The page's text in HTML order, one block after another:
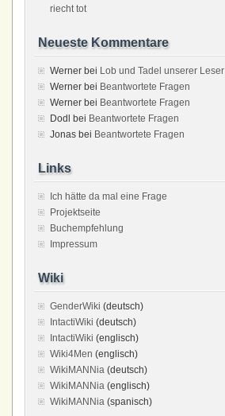
riecht tot
Neueste Kommentare
Werner bei Lob und Tadel unserer Leser
Werner bei Beantwortete Fragen
Werner bei Beantwortete Fragen
Dodl
bei Beantwortete Fragen
Jonas bei Beantwortete Fragen
Links
Ich hätte da mal eine Frage
Projektseite
Buchempfehlung
Impressum
Wiki
GenderWiki (deutsch)
IntactiWiki (deutsch)
IntactiWiki (englisch)
Wiki4Men (englisch)
WikiMANNia (deutsch)
WikiMANNia (englisch)
WikiMANNia (spanisch)